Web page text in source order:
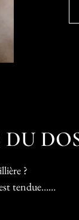
?
est tendue……